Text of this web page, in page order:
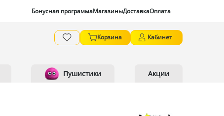
Бонусная программаМагазиныДоставкаОплата
Корзина Кабинет
Пушистики Акции